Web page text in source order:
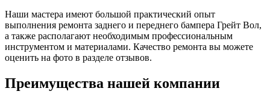
Наши мастера имеют большой практический опыт
выполнения ремонта заднего и переднего бампера Грейт Вол,
а также располагают необходимым профессиональным
инструментом и материалами. Качество ремонта вы можете
оценить на фото в разделе отзывов.
Преимущества нашей компании